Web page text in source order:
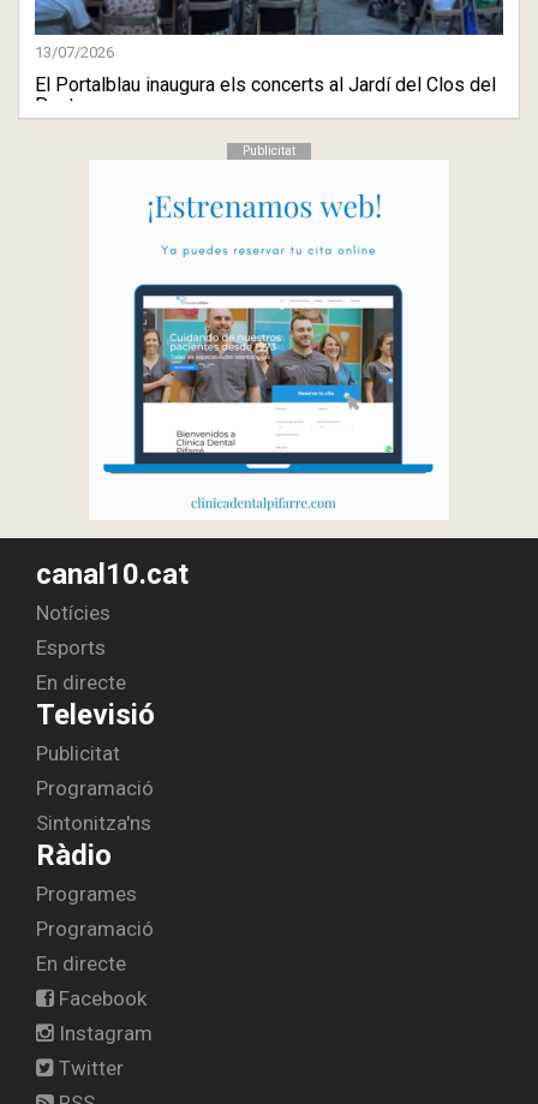
13/07/2026
El Portalblau inaugura els concerts al Jardí del Clos del
Past ...
Publicitat
canal10.cat
Notícies
Esports
En directe
Televisió
Publicitat
Programació
Sintonitza'ns
Ràdio
Programes
Programació
En directe
Facebook
Instagram
Twitter